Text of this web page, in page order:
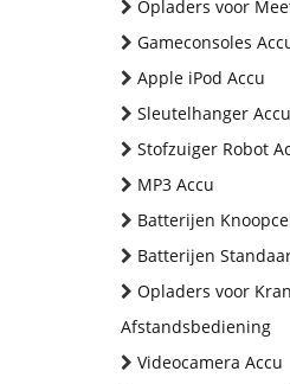
Opladers voor
Gameconsoles
Apple iPod Accu
Sleutelhanger Accu
Stofzuiger Robot
MP3 Accu
Batterijen
Batterijen
Opladers voor
Afstandsbediening
Videocamera Accu